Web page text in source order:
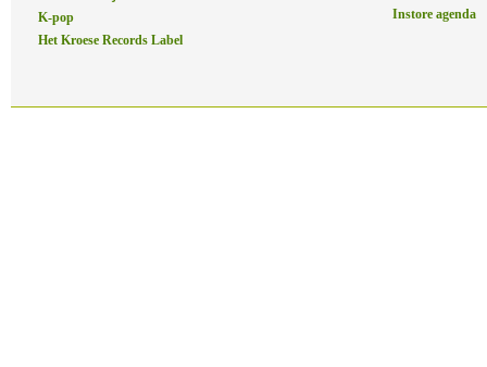
K-pop
Het Kroese Records Label
Instore agenda